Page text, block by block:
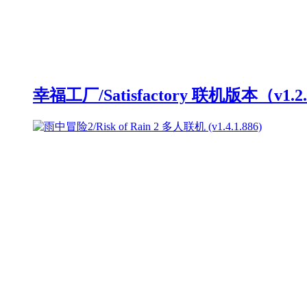
幸福工厂/Satisfactory 联机版本（